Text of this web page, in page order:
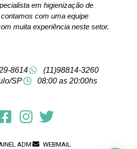
em higienização de
com uma equipe
muita experiência neste setor.
8614
(11)98814-3260
SP
08:00 as 20:00hs
ADM WEBMAIL